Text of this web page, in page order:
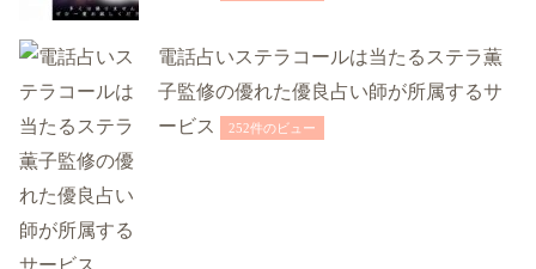
電話占いステラコールは当たるステラ薫
子監修の優れた優良占い師が所属するサ
ービス
252件のビュー